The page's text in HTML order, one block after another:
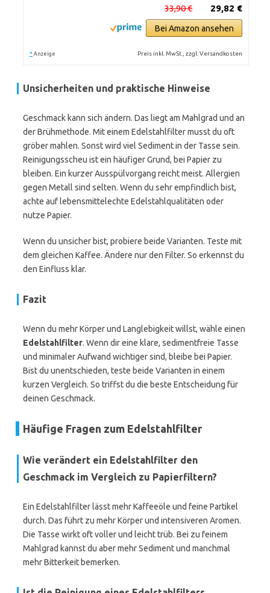
29,82 €
33,90 €
Bei Amazon ansehen
* Anzeige Preis inkl. MwSt., zzgl. Versandkosten
Unsicherheiten und praktische Hinweise
Geschmack kann sich ändern. Das liegt am Mahlgrad und an
der Brühmethode. Mit einem Edelstahlfilter musst du oft
gröber mahlen. Sonst wird viel Sediment in der Tasse sein.
Reinigungsscheu ist ein häufiger Grund, bei Papier zu
bleiben. Ein kurzer Ausspülvorgang reicht meist. Allergien
gegen Metall sind selten. Wenn du sehr empfindlich bist,
achte auf lebensmittelechte Edelstahlqualitäten oder
nutze Papier.
Wenn du unsicher bist, probiere beide Varianten. Teste mit
dem gleichen Kaffee. Ändere nur den Filter. So erkennst du
den Einfluss klar.
Fazit
Wenn du mehr Körper und Langlebigkeit willst, wähle einen
Edelstahlfilter. Wenn dir eine klare, sedimentfreie Tasse
und minimaler Aufwand wichtiger sind, bleibe bei Papier.
Bist du unentschieden, teste beide Varianten in einem
kurzen Vergleich. So triffst du die beste Entscheidung für
deinen Geschmack.
Häufige Fragen zum Edelstahlfilter
Wie verändert ein Edelstahlfilter den
Geschmack im Vergleich zu Papierfiltern?
Ein Edelstahlfilter lässt mehr Kaffeeöle und feine Partikel
durch. Das führt zu mehr Körper und intensiveren Aromen.
Die Tasse wirkt oft voller und leicht trüb. Bei zu feinem
Mahlgrad kannst du aber mehr Sediment und manchmal
mehr Bitterkeit bemerken.